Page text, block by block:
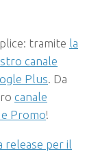
tramite la
canale
Plus. Da
canale
Promo!
release per il